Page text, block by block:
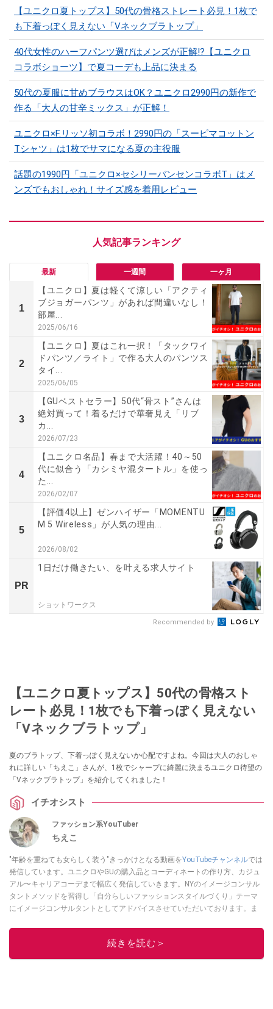
【ユニクロ夏トップス】50代の骨格ストレート必見！1枚で
も下着っぽく見えない「Vネックブラトップ」
40代女性のハーフパンツ選びはメンズが正解!?【ユニクロ
コラボショーツ】で夏コーデも上品に決まる
50代の夏服に甘めブラウスはOK？ユニクロ2990円の新作で
作る「大人の甘辛ミックス」が正解！
ユニクロ×F.リッソ初コラボ！2990円の「スーピマコットン
Tシャツ」は1枚でサマになる夏の主役服
話題の1990円「ユニクロ×セシリーバンセンコラボT」はメ
ンズでもおしゃれ！サイズ感を着用レビュー
最新 一週間 一ヶ月
1
【ユニクロ】夏は軽くて涼しい「アクティ
ブジョガーパンツ」があれば間違いなし！
部屋...
2025/06/16
2
【ユニクロ】夏はこれ一択！「タックワイ
ドパンツ／ライト」で作る大人のパンツス
タイ...
2025/06/05
3
【GUベストセラー】50代“骨スト”さんは
絶対買って！着るだけで華奢見え「リブ
カ...
2026/07/23
4
【ユニクロ名品】春まで大活躍！40～50
代に似合う「カシミヤ混タートル」を使っ
た...
2026/02/07
5
【評価4以上】ゼンハイザー「MOMENTU
M 5 Wireless」が人気の理由...
2026/08/02
PR
1日だけ働きたい、を叶える求人サイト
ショットワークス
Recommended by
【ユニクロ夏トップス】50代の骨格スト
レート必見！1枚でも下着っぽく見えない
「Vネックブラトップ」
夏のブラトップ、下着っぽく見えないか心配ですよね。今回は大人のおしゃ
れに詳しい「ちえこ」さんが、1枚でシャープに綺麗に決まるユニクロ待望の
「Vネックブラトップ」を紹介してくれました！
イチオシスト
ファッション系YouTuber
ちえこ
"年齢を重ねても女らしく装う"きっかけとなる動画をYouTubeチャンネルでは
発信しています。ユニクロやGUの購入品とコーディネートの作り方、カジュ
アル〜キャリアコーデまで幅広く発信していきます。NYのイメージコンサル
タントメソッドを習得し「自分らしいファッションスタイルづくり」テーマ
にイメージコンサルタントとしてアドバイスさせていただいております。ま
積み上げ続けている外資系企業のコンサルタント（25年以上のキャリア）か
続きを読む＞